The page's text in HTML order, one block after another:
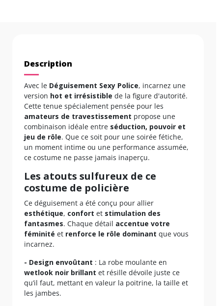
Description
Avec le Déguisement Sexy Police, incarnez une
version hot et irrésistible de la figure d'autorité.
Cette tenue spécialement pensée pour les
amateurs de travestissement propose une
combinaison idéale entre séduction, pouvoir et
jeu de rôle. Que ce soit pour une soirée fétiche,
un moment intime ou une performance assumée,
ce costume ne passe jamais inaperçu.
Les atouts sulfureux de ce
costume de policière
Ce déguisement a été conçu pour allier
esthétique, confort et stimulation des
fantasmes. Chaque détail accentue votre
féminité et renforce le rôle dominant que vous
incarnez.
- Design envoûtant : La robe moulante en
wetlook noir brillant et résille dévoile juste ce
qu’il faut, mettant en valeur la poitrine, la taille et
les jambes.